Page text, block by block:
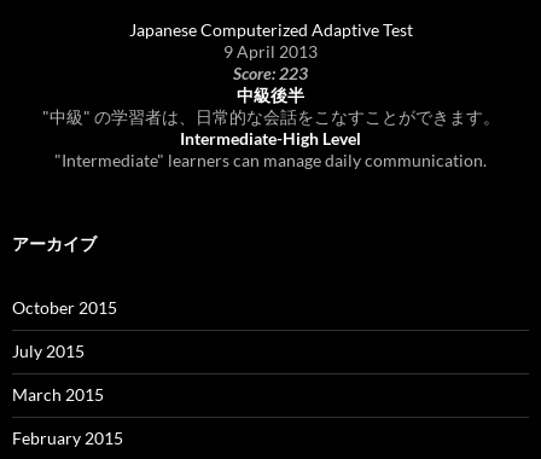
Japanese Computerized Adaptive Test
9 April 2013
Score: 223
中級後半
"中級" の学習者は、日常的な会話をこなすことができます。
Intermediate-High Level
"Intermediate" learners can manage daily communication.
アーカイブ
October 2015
July 2015
March 2015
February 2015